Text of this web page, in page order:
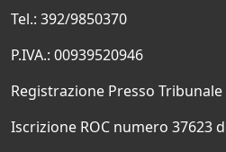
Tel.: 392/9850370
P.IVA.: 00939520946
Registrazione Presso
Iscrizione ROC numero 37623